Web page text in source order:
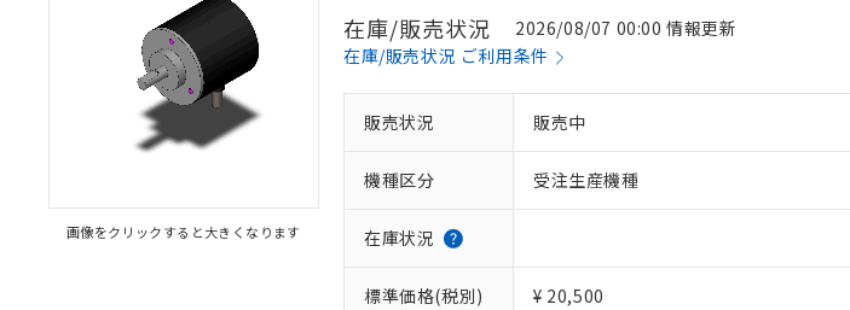
画像をクリックすると大きくなります
在庫/販売状況
2026/08/07 00:00 情報更新
在庫/販売状況 ご利用条件
販売状況 販売中
機種区分 受注生産機種
在庫状況
標準価格(税別) ¥ 20,500